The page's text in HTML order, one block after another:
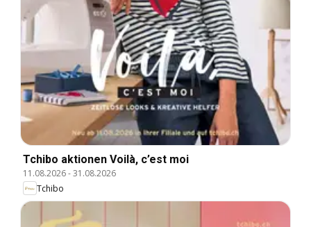
Tchibo aktionen Voilà, c’est moi
11.08.2026-31.08.2026
Tchibo